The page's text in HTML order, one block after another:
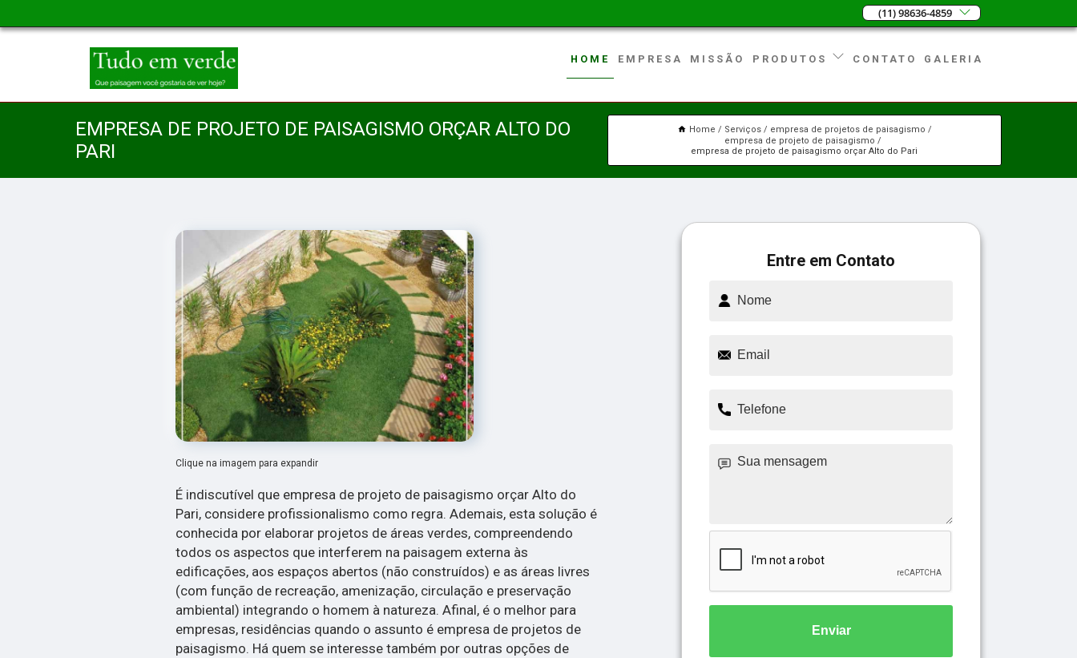
(11) 98636-4859
HOME EMPRESA MISSÃO PRODUTOS CONTATO GALERIA
EMPRESA DE PROJETO DE PAISAGISMO ORÇAR ALTO DO
PARI
Home Serviços
empresa de projetos de paisagismo
empresa de projeto de paisagismo
empresa de projeto de paisagismo orçar Alto do Pari
Clique na imagem para expandir
É indiscutível que empresa de projeto de paisagismo orçar Alto do
Pari, considere profissionalismo como regra. Ademais, esta solução é
conhecida por elaborar projetos de áreas verdes, compreendendo
todos os aspectos que interferem na paisagem externa às
edificações, aos espaços abertos (não construídos) e as áreas livres
(com função de recreação, amenização, circulação e preservação
ambiental) integrando o homem à natureza. Afinal, é o melhor para
empresas, residências quando o assunto é empresa de projetos de
paisagismo. Há quem se interesse também por outras opções de
Entre em Contato
Enviar